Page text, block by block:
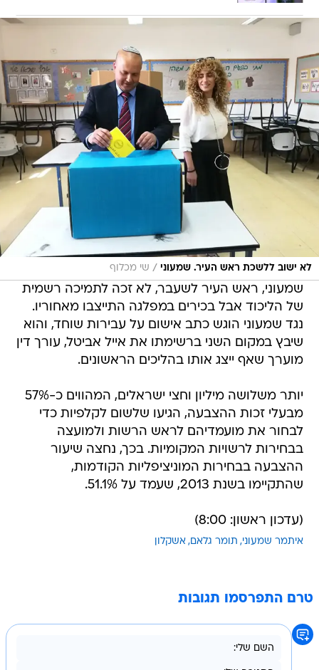
לא ישוב ללשכת ראש העיר. שמעוני / שי מכלוף
שמעוני, ראש העיר לשעבר, לא זכה לתמיכה רשמית
של הליכוד אבל בכירים במפלגה התייצבו מאחוריו.
נגד שמעוני הוגש כתב אישום על עבירות שוחד, והוא
שיבץ במקום השני ברשימתו את אייל אביטל, עורך דין
מוערך שאף ייצג אותו בהליכים הראשונים.
יותר משלושה מיליון וחצי ישראלים, המהווים כ-57%
מבעלי זכות ההצבעה, הגיעו שלשום לקלפיות כדי
לבחור את מועמדיהם לראש הרשות ולמועצה
בבחירות לרשויות המקומיות. בכך, נחצה שיעור
ההצבעה בבחירות המוניציפליות הקודמות,
שהתקיימו בשנת 2013, שעמד על 51.1%.
(עדכון ראשון: 8:00)
איתמר שמעוני תומר גלאם אשקלון
טרם התפרסמו תגובות